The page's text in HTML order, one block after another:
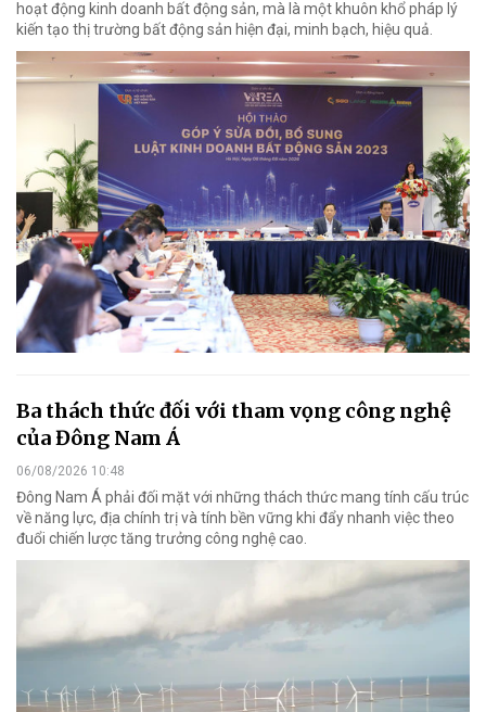
hoạt động kinh doanh bất động sản, mà là một khuôn khổ pháp lý
kiến tạo thị trường bất động sản hiện đại, minh bạch, hiệu quả.
Ba thách thức đối với tham vọng công nghệ
của Đông Nam Á
06/08/2026 10:48
Đông Nam Á phải đối mặt với những thách thức mang tính cấu trúc
về năng lực, địa chính trị và tính bền vững khi đẩy nhanh việc theo
đuổi chiến lược tăng trưởng công nghệ cao.